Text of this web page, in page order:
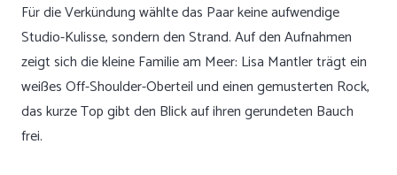
Für die Verkündung wählte das Paar keine aufwendige
Studio-Kulisse, sondern den Strand. Auf den Aufnahmen
zeigt sich die kleine Familie am Meer: Lisa Mantler trägt ein
weißes Off-Shoulder-Oberteil und einen gemusterten Rock,
das kurze Top gibt den Blick auf ihren gerundeten Bauch
frei.